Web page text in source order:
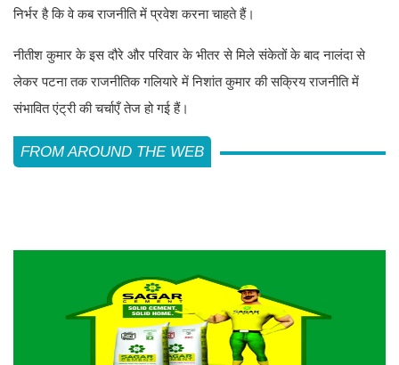
निर्भर है कि वे कब राजनीति में प्रवेश करना चाहते हैं।
नीतीश कुमार के इस दौरे और परिवार के भीतर से मिले संकेतों के बाद नालंदा से
लेकर पटना तक राजनीतिक गलियारे में निशांत कुमार की सक्रिय राजनीति में
संभावित एंट्री की चर्चाएँ तेज हो गई हैं।
FROM AROUND THE WEB